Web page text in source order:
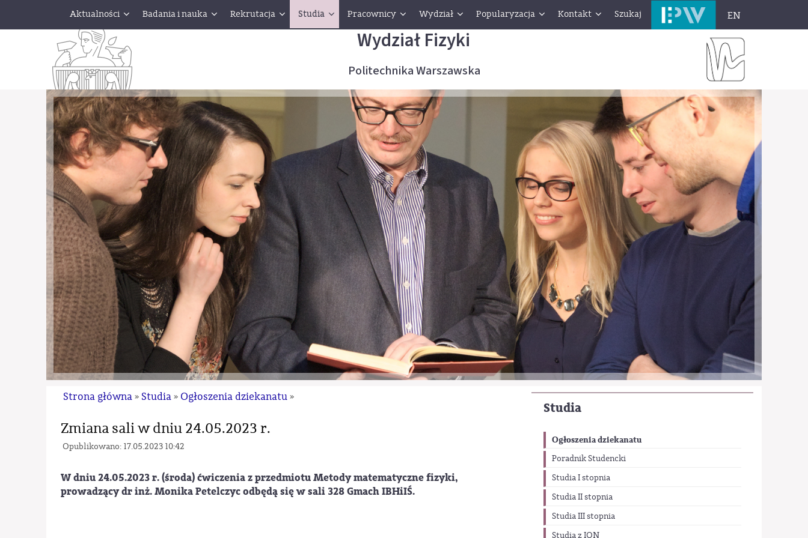
Aktualności Badania i nauka Rekrutacja Studia Pracownicy Wydział Popularyzacja Kontakt Szukaj EN
Wydział Fizyki
Politechnika Warszawska
Studia
Ogłoszenia dziekanatu
Poradnik Studencki
Studia I stopnia
Studia II stopnia
Studia III stopnia
Studia z ION
Strona główna » Studia » Ogłoszenia dziekanatu »
Zmiana sali w dniu 24.05.2023 r.
Opublikowano: 17.05.2023 10:42
W dniu 24.05.2023 r. (środa) ćwiczenia z przedmiotu Metody matematyczne fizyki,
prowadzący dr inż. Monika Petelczyc odbędą się w sali 328 Gmach IBHiIŚ.